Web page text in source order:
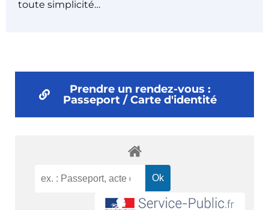
toute simplicité…
Prendre un rendez-vous :
Passeport / Carte d'identité